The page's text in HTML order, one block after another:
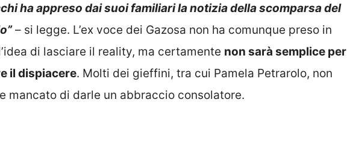
ha appreso dai suoi familiari la notizia della scomparsa del
– si legge. L’ex voce dei Gazosa non ha comunque preso in
di lasciare il reality, ma certamente non sarà semplice per
il dispiacere. Molti dei gieffini, tra cui Pamela Petrarolo, non
mancato di darle un abbraccio consolatore.